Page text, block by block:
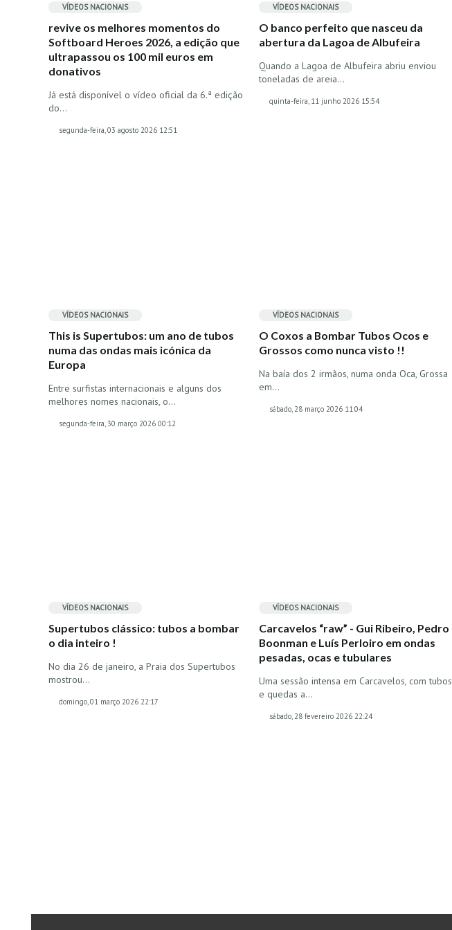
VÍDEOS NACIONAIS
revive os melhores momentos do
Softboard Heroes 2026, a edição que
ultrapassou os 100 mil euros em
donativos
Já está disponível o vídeo oficial da 6.ª edição
do…
segunda-feira, 03 agosto 2026 12:51
VÍDEOS NACIONAIS
O banco perfeito que nasceu da
abertura da Lagoa de Albufeira
Quando a Lagoa de Albufeira abriu enviou
toneladas de areia…
quinta-feira, 11 junho 2026 15:54
VÍDEOS NACIONAIS
This is Supertubos: um ano de tubos
numa das ondas mais icónica da
Europa
Entre surfistas internacionais e alguns dos
melhores nomes nacionais, o…
segunda-feira, 30 março 2026 00:12
VÍDEOS NACIONAIS
O Coxos a Bombar Tubos Ocos e
Grossos como nunca visto !!
Na baía dos 2 irmãos, numa onda Oca, Grossa
em…
sábado, 28 março 2026 11:04
VÍDEOS NACIONAIS
Supertubos clássico: tubos a bombar
o dia inteiro !
No dia 26 de janeiro, a Praia dos Supertubos
mostrou…
domingo, 01 março 2026 22:17
VÍDEOS NACIONAIS
Carcavelos “raw” - Gui Ribeiro, Pedro
Boonman e Luís Perloiro em ondas
pesadas, ocas e tubulares
Uma sessão intensa em Carcavelos, com tubos
e quedas a…
sábado, 28 fevereiro 2026 22:24